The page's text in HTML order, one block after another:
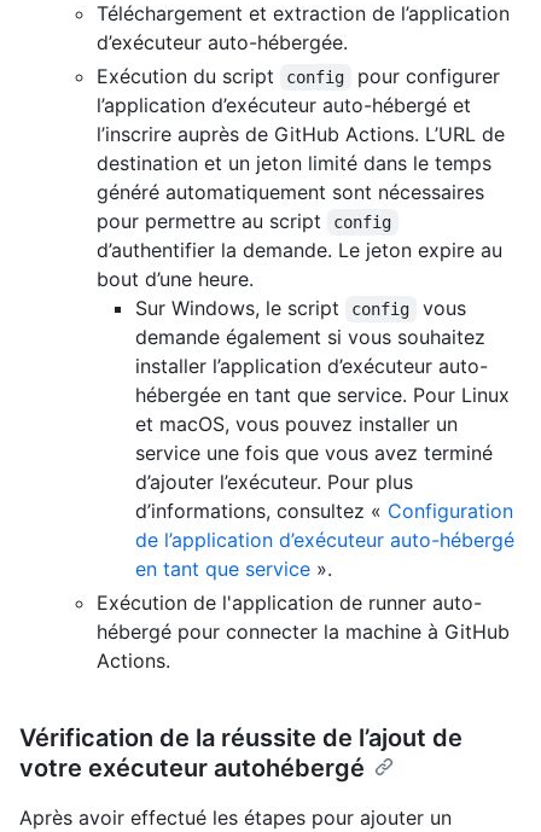
Téléchargement et extraction de l’application
d’exécuteur auto-hébergée.
Exécution du script
config
pour configurer
l’application d’exécuteur auto-hébergé et
l’inscrire auprès de GitHub Actions. L’URL de
destination et un jeton limité dans le temps
généré automatiquement sont nécessaires
pour permettre au script
config
d’authentifier la demande. Le jeton expire au
bout d’une heure.
Sur Windows, le script
config
vous
demande également si vous souhaitez
installer l’application d’exécuteur auto-
hébergée en tant que service. Pour Linux
et macOS, vous pouvez installer un
service une fois que vous avez terminé
d’ajouter l’exécuteur. Pour plus
d’informations, consultez « Configuration
de l’application d’exécuteur auto-hébergé
en tant que service ».
Exécution de l'application de runner auto-
hébergé pour connecter la machine à GitHub
Actions.
Vérification de la réussite de l’ajout de
votre exécuteur autohébergé
Après avoir effectué les étapes pour ajouter un